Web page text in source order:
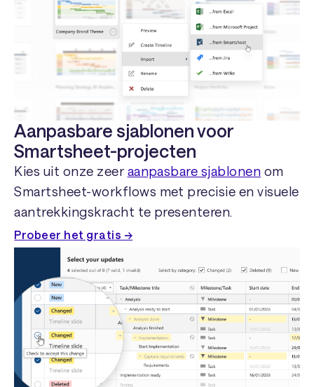
Aanpasbare sjablonen voor
Smartsheet-projecten
Kies uit onze zeer aanpasbare sjablonen om
Smartsheet-workflows met precisie en visuele
aantrekkingskracht te presenteren.
Probeer het gratis →